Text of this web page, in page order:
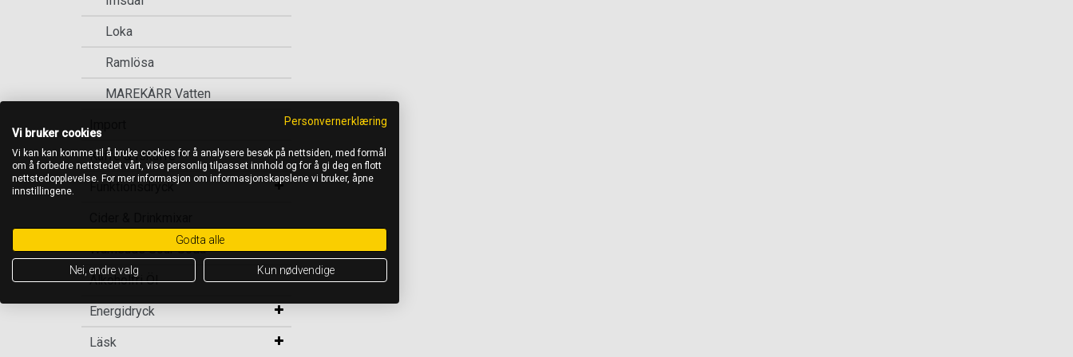
Loka
Ramlösa
MAREKÄRR Vatten
Kaffe & Iskaffe
Funktionsdryck
Warheads Sour Soda
Alkoholfri Öl
Energidryck
Läsk
Personvernerklæring
Vi bruker cookies
Vi kan kan komme til å bruke cookies for å analysere besøk på nettsiden, med formål
om å forbedre nettstedet vårt, vise personlig tilpasset innhold og for å gi deg en flott
nettstedopplevelse. For mer informasjon om informasjonskapslene vi bruker, åpne
innstillingene.
Godta alle
Nei, endre valg Kun nødvendige